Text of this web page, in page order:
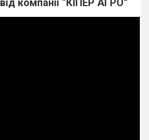
компанії “КІПЕР АГРО”